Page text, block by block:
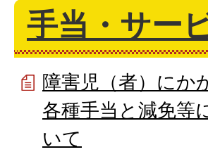
手当・サー
障害児（者）にか
各種手当と減免等
いて